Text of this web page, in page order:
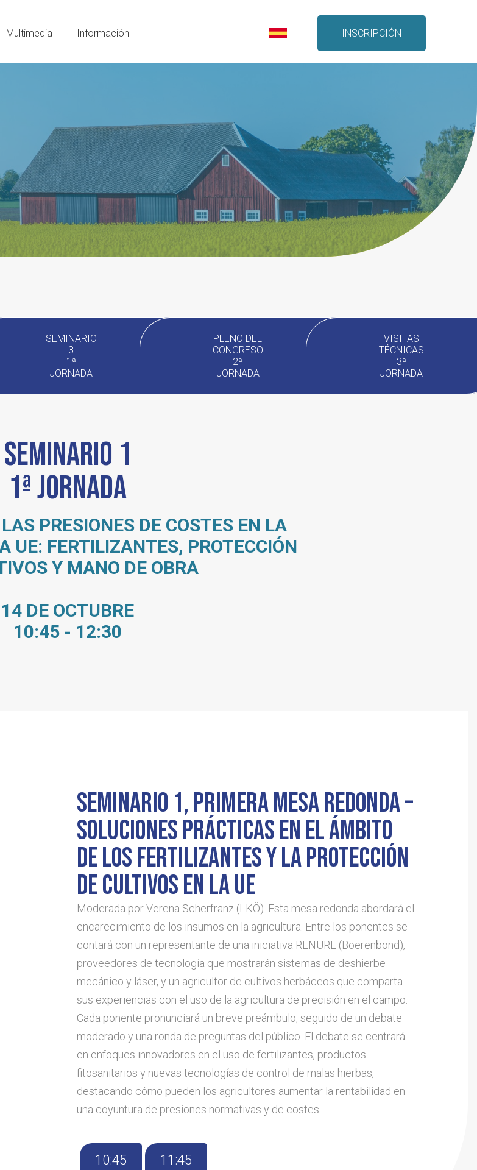
Multimedia Información INSCRIPCIÓN
SEMINARIO
3
1ª
JORNADA
PLENO DEL
CONGRESO
2ª
JORNADA
VISITAS
TÉCNICAS
3ª
JORNADA
Seminario 1
1ª jornada
PRESIONES DE COSTES EN LA
UE: FERTILIZANTES, PROTECCIÓN
Y MANO DE OBRA
14 DE OCTUBRE
10:45 - 12:30
SEMINARIO 1, PRIMERA MESA REDONDA –
SOLUCIONES PRÁCTICAS EN EL ÁMBITO
DE LOS FERTILIZANTES Y LA PROTECCIÓN
DE CULTIVOS EN LA UE
Moderada por Verena Scherfranz (LKÖ). Esta mesa redonda abordará el
encarecimiento de los insumos en la agricultura. Entre los ponentes se
contará con un representante de una iniciativa RENURE (Boerenbond),
proveedores de tecnología que mostrarán sistemas de deshierbe
mecánico y láser, y un agricultor de cultivos herbáceos que comparta
sus experiencias con el uso de la agricultura de precisión en el campo.
Cada ponente pronunciará un breve preámbulo, seguido de un debate
moderado y una ronda de preguntas del público. El debate se centrará
en enfoques innovadores en el uso de fertilizantes, productos
fitosanitarios y nuevas tecnologías de control de malas hierbas,
destacando cómo pueden los agricultores aumentar la rentabilidad en
una coyuntura de presiones normativas y de costes.
10:45 11:45